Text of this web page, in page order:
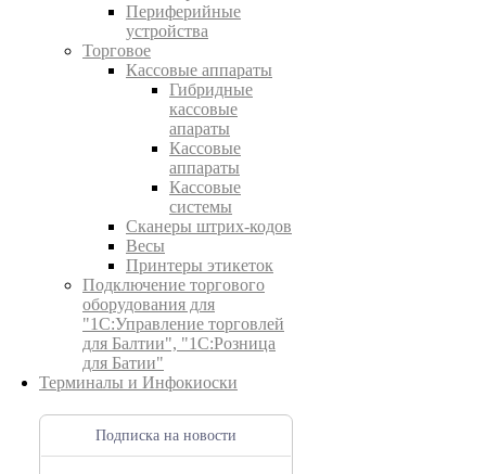
Периферийные
устройства
Торговое
Кассовые аппараты
Гибридные
кассовые
апараты
Кассовые
аппараты
Кассовые
системы
Сканеры штрих-кодов
Весы
Принтеры этикеток
Подключение торгового
оборудования для
"1С:Управление торговлей
для Балтии", "1С:Розница
для Батии"
Терминалы и Инфокиоски
Подписка на новости